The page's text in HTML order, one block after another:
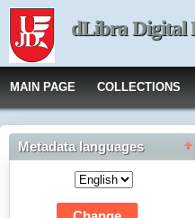
dLibra Digital
MAIN PAGE COLLECTIONS
Metadata languages